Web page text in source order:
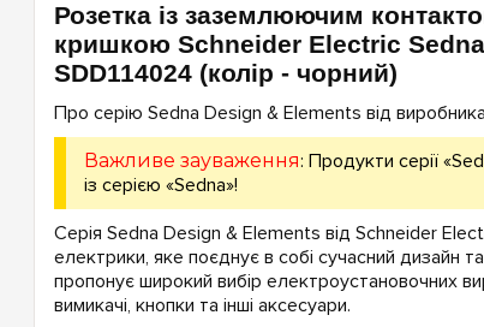
Розетка із заземлюючим
кришкою Schneider Electric
SDD114024 (колір - чорний)
Про серію Sedna Design & Elements від
Важливе зауваження: Продукти серії
із серією «Sedna»!
Серія Sedna Design & Elements від Schneider
електрики, яке поєднує в собі сучасний дизайн
пропонує широкий вибір електроустановочних
вимикачі, кнопки та інші аксесуари.